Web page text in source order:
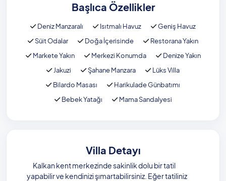
Başlıca Özellikler
Deniz Manzaralı Isıtmalı Havuz
Geniş Havuz
Süit Odalar
Doğa İçerisinde
Restorana Yakın
Markete Yakın
Merkezi Konumda
Denize Yakın
Jakuzi
Şahane Manzara
Lüks Villa
Bilardo Masası
Harikulade Günbatımı
Bebek Yatağı
Mama Sandalyesi
Villa Detayı
Kalkan kent merkezinde sakinlik dolu bir tatil
yapabilir ve kendinizi şımartabilirsiniz. Eğer tatiliniz